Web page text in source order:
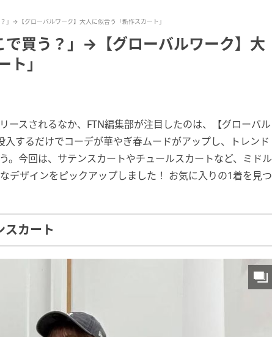
」→【グローバルワーク】大人に似合う「新作スカート」
買う？」→【グローバルワーク】大
ト」
ースされるなか、FTN編集部が注目したのは、【グローバル
するだけでコーデが華やぎ春ムードがアップし、トレンド
。今回は、サテンスカートやチュールスカートなど、ミドル
デザインをピックアップしました！ お気に入りの1着を見つ
カート